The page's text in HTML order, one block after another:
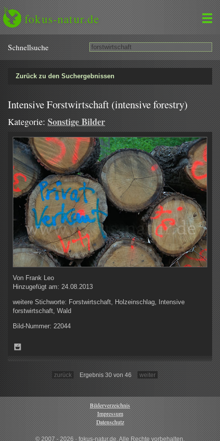
fokus-natur.de
Schnell­suche
Zurück zu den Suchergebnissen
Intensive Forstwirtschaft (intensive forestry)
Kategorie: Sonstige Bilder
Von Frank Leo
Hinzugefügt am: 24.08.2013
weitere Stichworte: Forstwirtschaft, Holzeinschlag, Intensive
forstwirtschaft, Wald
Bild-Nummer: 22044
zurück Ergebnis 30 von 46 weiter
Bilderverzeichnis
Impressum
Datenschutz
© 2007 - 2026 · fokus-natur.de, Alle Rechte vorbehalten.